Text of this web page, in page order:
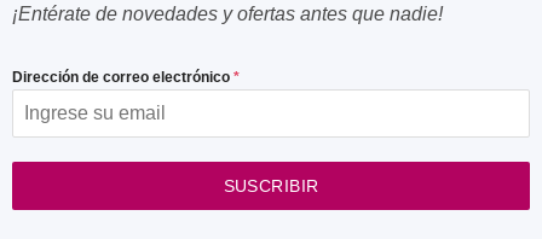
¡Entérate de novedades y ofertas antes que nadie!
Dirección de correo electrónico *
SUSCRIBIR